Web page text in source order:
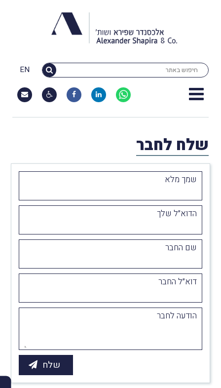
EN
שלח לחבר
שמך מלא
הדוא״ל שלך
שם החבר
דוא״ל החבר
הודעה לחבר